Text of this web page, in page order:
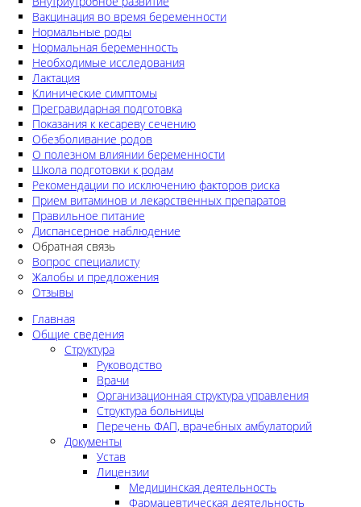
Вакцинация во время беременности
Нормальные роды
Нормальная беременность
Необходимые исследования
Лактация
Клинические симптомы
Прегравидарная подготовка
Показания к кесареву сечению
Обезболивание родов
О полезном влиянии беременности
Школа подготовки к родам
Рекомендации по исключению факторов риска
Прием витаминов и лекарственных препаратов
Правильное питание
Диспансерное наблюдение
Обратная связь
Вопрос специалисту
Жалобы и предложения
Отзывы
Главная
Общие сведения
Структура
Руководство
Врачи
Организационная структура управления
Структура больницы
Перечень ФАП, врачебных амбулаторий
Документы
Устав
Лицензии
Медицинская деятельность
Фармацевтическая деятельность